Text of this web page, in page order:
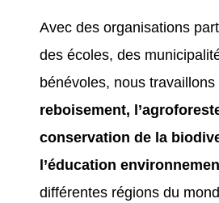
Avec des organisations
des écoles, des
bénévoles, nous travaillons
reboisement,
conservation de la
l’éducation
différentes régions du